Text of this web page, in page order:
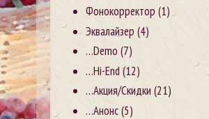
Фонокорректор (1)
Эквалайзер (4)
…Demo (7)
…Hi-End(12)
…Акция/Скидки (21)
…Анонс(5)